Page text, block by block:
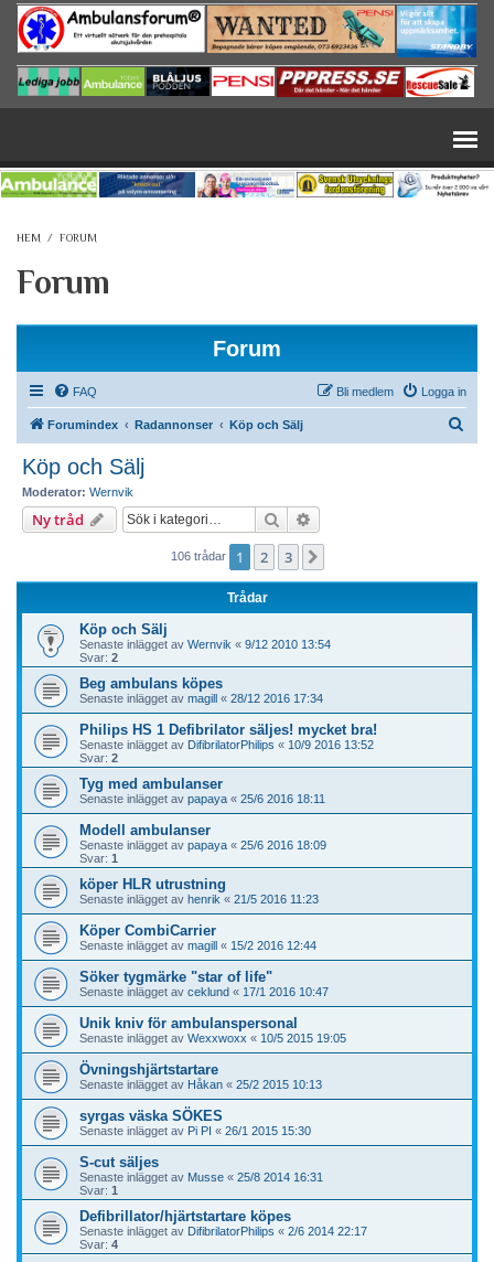
Hoppa till huvudinnehåll
HEM / FORUM
Forum